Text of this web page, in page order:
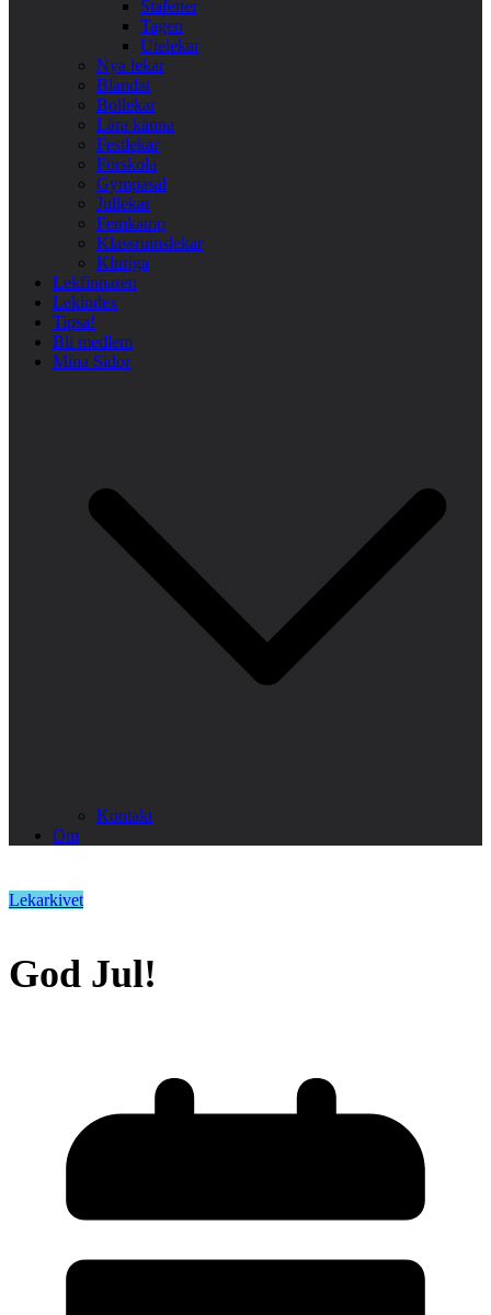
Stafetter
Tagen
Utelekar
Nya lekar
Blandat
Bollekar
Lära känna
Festlekar
Förskola
Gympasal
Jullekar
Femkamp
Klassrumslekar
Kluriga
Lekfinnaren
Lekindex
Tipsa!
Bli medlem
Mina Sidor
Kontakt
Om
Lekarkivet
God Jul!